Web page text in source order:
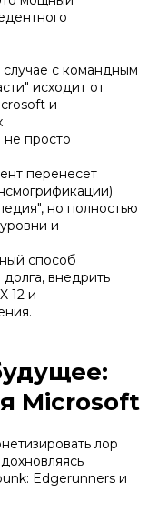
случае с командным
исходит от
и
не просто
перенесет
но полностью
и
способ
долга, внедрить
12 и
Microsoft
лор
Edgerunners и